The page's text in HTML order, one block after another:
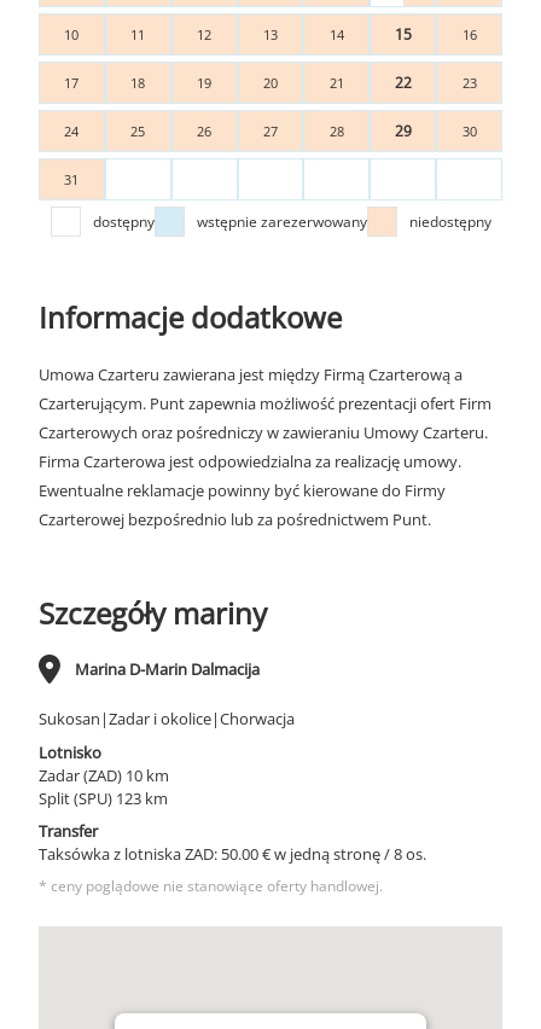
10 11 12 13 14 15 16
17 18 19 20 21 22 23
24 25 26 27 28 29 30
31
dostępny wstępnie zarezerwowany niedostępny
Informacje dodatkowe
Umowa Czarteru zawierana jest między Firmą Czarterową a
Czarterującym. Punt zapewnia możliwość prezentacji ofert Firm
Czarterowych oraz pośredniczy w zawieraniu Umowy Czarteru.
Firma Czarterowa jest odpowiedzialna za realizację umowy.
Ewentualne reklamacje powinny być kierowane do Firmy
Czarterowej bezpośrednio lub za pośrednictwem Punt.
Szczegóły mariny
Marina D-Marin Dalmacija
Sukosan|Zadar i okolice|Chorwacja
Lotnisko
Zadar (ZAD) 10 km
Split (SPU) 123 km
Transfer
Taksówka z lotniska ZAD: 50.00 € w jedną stronę / 8 os.
* ceny poglądowe nie stanowiące oferty handlowej.